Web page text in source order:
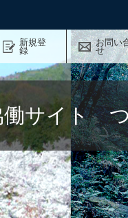
新規登
録
お問い
せ
働サイト